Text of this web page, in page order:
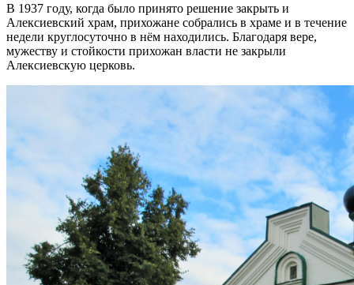
В 1937 году, когда было принято решение закрыть и
Алексиевский храм, прихожане собрались в храме и в течение
недели круглосуточно в нём находились. Благодаря вере,
мужеству и стойкости прихожан власти не закрыли
Алексиевскую церковь.